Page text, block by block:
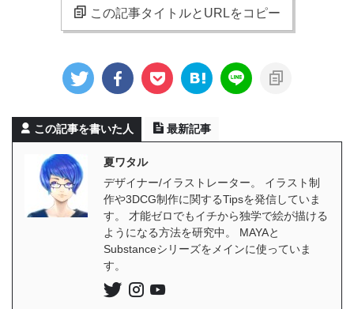
この記事タイトルとURLをコピー
この記事を書いた人 最新記事
夏ワタル
デザイナー/イラストレーター。 イラスト制
作や3DCG制作に関するTipsを発信していま
す。 才能ゼロでもイチから独学で絵が描ける
ようになる方法を研究中。 MAYAと
Substanceシリーズをメインに使っていま
す。